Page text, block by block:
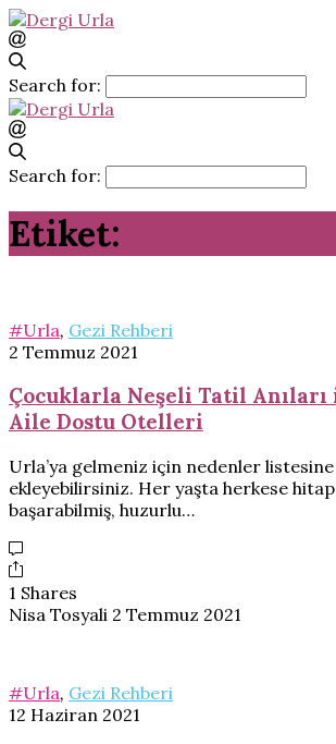
Search for:
Search for:
Etiket:
#Urla, Gezi Rehberi
2 Temmuz 2021
Çocuklarla Neşeli Tatil Anıları
Aile Dostu Otelleri
Urla’ya gelmeniz için nedenler listesine
ekleyebilirsiniz. Her yaşta herkese
başarabilmiş, huzurlu…
1 Shares
Nisa Tosyali 2 Temmuz 2021
#Urla, Gezi Rehberi
12 Haziran 2021